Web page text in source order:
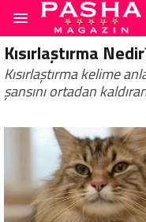
Kısırlaştırma
Kısırlaştırma kelime
şansını ortadan